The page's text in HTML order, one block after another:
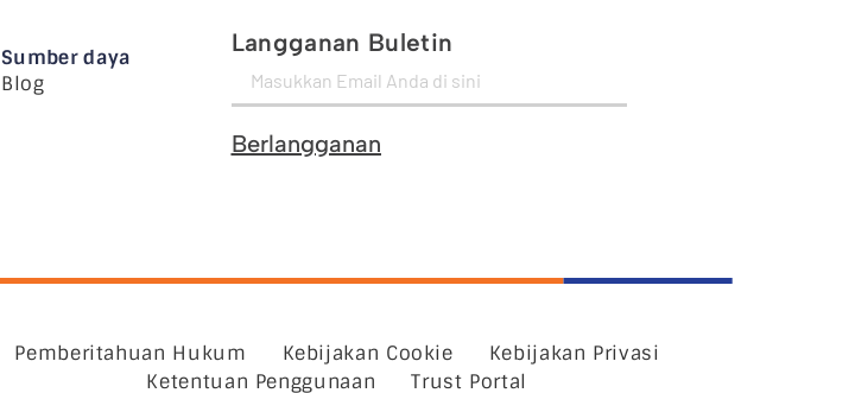
Sumber daya
Blog
Langganan Buletin
Berlangganan
Pemberitahuan Hukum Kebijakan Cookie
Kebijakan Privasi
Ketentuan Penggunaan
Trust Portal